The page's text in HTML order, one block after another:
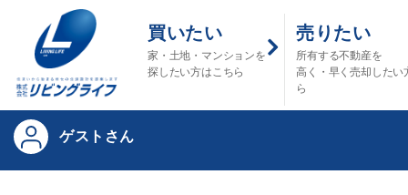
買いたい
家・土地・マンションを
探したい方はこちら
売りたい
所有する不動産を
高く・早く売却したい
ら
ゲストさん